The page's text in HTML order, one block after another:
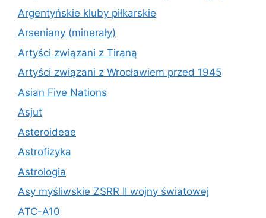
Argentyńskie kluby piłkarskie
Arseniany (minerały)
Artyści związani z Tiraną
Artyści związani z Wrocławiem przed 1945
Asian Five Nations
Asjut
Asteroideae
Astrofizyka
Astrologia
Asy myśliwskie ZSRR II wojny światowej
ATC-A10